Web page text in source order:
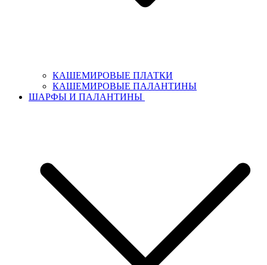
КАШЕМИРОВЫЕ ПЛАТКИ
КАШЕМИРОВЫЕ ПАЛАНТИНЫ
ШАРФЫ И ПАЛАНТИНЫ